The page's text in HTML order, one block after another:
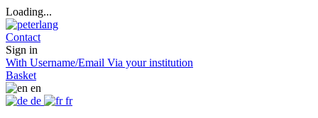
Loading...
Contact
Sign in
With Username/Email Via your institution
Basket
en
de
fr